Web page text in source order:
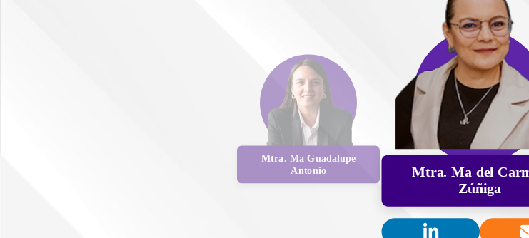
Mtra. Ma Guadalupe
Antonio
Mtra. Ma del
Zúñiga